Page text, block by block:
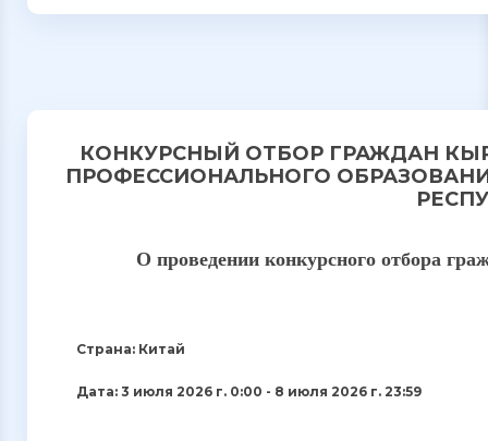
КОНКУРСНЫЙ ОТБОР ГРАЖДАН
ПРОФЕССИОНАЛЬНОГО
О проведении конкурсного отбора
Страна: Китай
Дата: 3 июля 2026 г. 0:00 - 8 июля 2026 г. 23:59